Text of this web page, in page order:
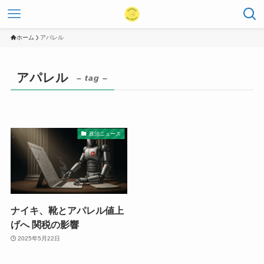
ホーム アパレル
アパレル – tag –
政治ニュース
ナイキ、靴とアパレル値上
げへ 関税の影響
2025年5月22日